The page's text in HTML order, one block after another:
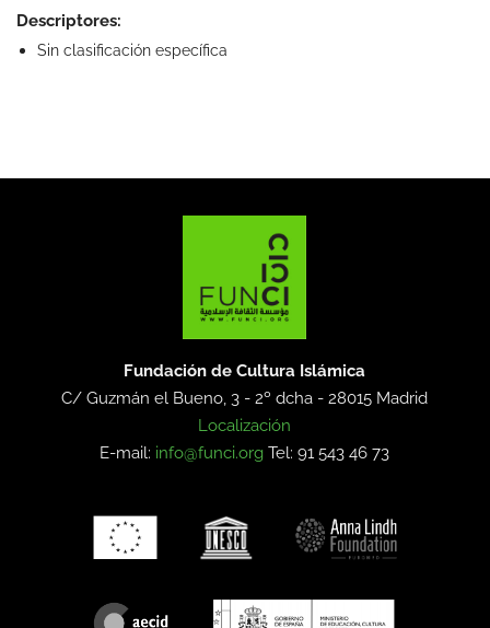
Descriptores:
Sin clasificación específica
Fundación de Cultura Islámica
C/ Guzmán el Bueno, 3 - 2º dcha -28015 Madrid
Localización
E-mail: info@funci.org Tel: 91 543 46 73